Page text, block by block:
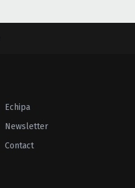
Echipa
Newsletter
Contact